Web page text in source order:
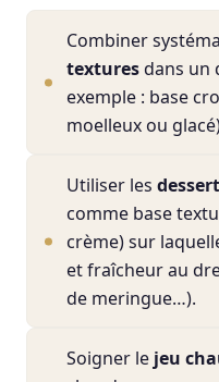
Combiner
texturesdans un
exemple : base
moelleux ou
Utiliser les
comme base
crème) sur
et fraîcheur au
de meringue…).
Soigner le jeu